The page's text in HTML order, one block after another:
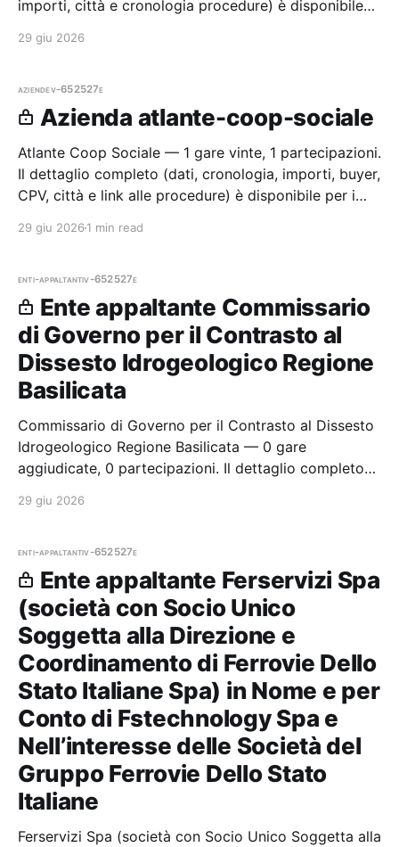
importi, città e cronologia procedure) è disponibile
29 giu 2026
aziendev-652527e
Azienda atlante-coop-sociale
Atlante Coop Sociale — 1 gare vinte, 1 partecipazioni.
Il dettaglio completo (dati, cronologia, importi, buyer,
CPV, città e link alle procedure) è disponibile per i
29 giu 2026 1 min read
enti-appaltantiv-652527e
Ente appaltante Commissario
di Governo per il Contrasto al
Dissesto Idrogeologico Regione
Basilicata
Commissario di Governo per il Contrasto al Dissesto
Idrogeologico Regione Basilicata — 0 gare
aggiudicate, 0 partecipazioni. Il dettaglio completo
è disponibile per i
29 giu 2026
enti-appaltantiv-652527e
Ente appaltante Ferservizi Spa
(società con Socio Unico
Soggetta alla Direzione e
Coordinamento di Ferrovie Dello
Stato Italiane Spa) in Nome e per
Conto di Fstechnology Spa e
Nell’interesse delle Società del
Gruppo Ferrovie Dello Stato
Italiane
Ferservizi Spa (società con Socio Unico Soggetta alla